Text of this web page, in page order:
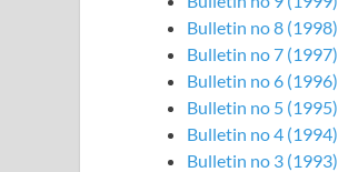
Bulletin no 8 (1998)
Bulletin no 7 (1997)
Bulletin no 6 (1996)
Bulletin no 5 (1995)
Bulletin no 4 (1994)
Bulletin no 3 (1993)